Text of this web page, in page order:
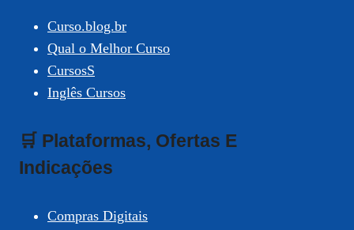
Curso.blog.br
Qual o Melhor Curso
CursosS
Inglês Cursos
🛒 Plataformas, Ofertas E
Indicações
Compras Digitais